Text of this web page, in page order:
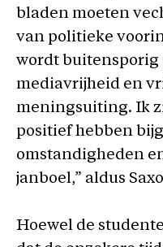
bladen moeten
van politieke
wordt buitensporig
mediavrijheid en
meningsuiting. Ik
positief hebben
omstandigheden
janboel,” aldus
Hoewel de